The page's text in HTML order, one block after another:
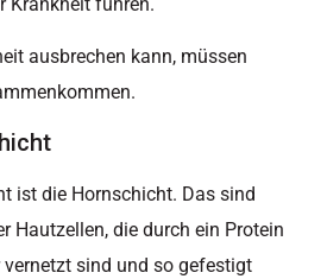
ausbrechen kann, müssen
ist die Hornschicht. Das sind
Hautzellen, die durch ein Protein
sind und so gefestigt